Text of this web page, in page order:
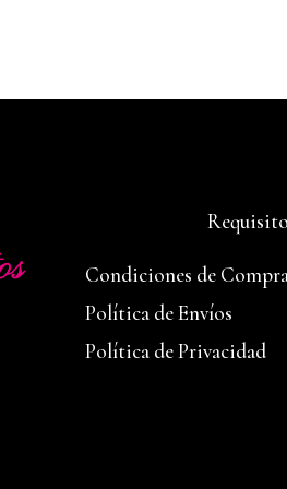
Condiciones de
Política de Envíos
Política de Privacidad